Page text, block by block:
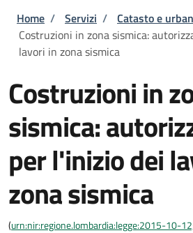
Briciole di pane
Home / Servizi / Catasto e
Costruzioni in zona sismica:
lavori in zona sismica
Costruzioni in
sismica:
per l'inizio dei
zona sismica
(urn:nir:regione.lombardia:legge:2015-10-